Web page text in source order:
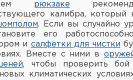
рюкзаке
калибра, который
. Если вы случайно
его
и салфетки для чистки
Вместе с ними в
, чтобы проверить бой
климатических